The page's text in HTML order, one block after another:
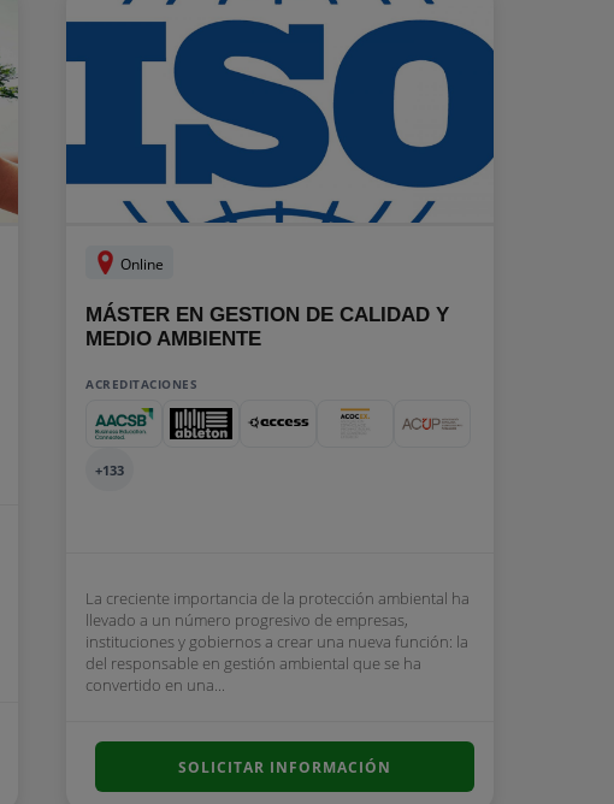
Online
MÁSTER EN GESTION DE CALIDAD Y
MEDIO AMBIENTE
ACREDITACIONES
+133
La creciente importancia de la protección ambiental ha
llevado a un número progresivo de empresas,
instituciones y gobiernos a crear una nueva función: la
del responsable en gestión ambiental que se ha
convertido en una...
SOLICITAR INFORMACIÓN